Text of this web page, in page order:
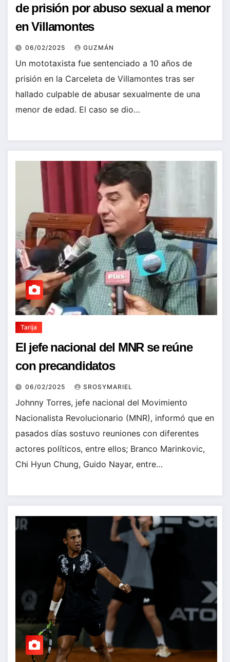
de prisión por abuso sexual a menor
en Villamontes
06/02/2025 GUZMÁN
Un mototaxista fue sentenciado a 10 años de
prisión en la Carceleta de Villamontes tras ser
hallado culpable de abusar sexualmente de una
menor de edad. El caso se dio…
Tarija
El jefe nacional del MNR se reúne
con precandidatos
06/02/2025 SROSYMARIEL
Johnny Torres, jefe nacional del Movimiento
Nacionalista Revolucionario (MNR), informó que en
pasados días sostuvo reuniones con diferentes
actores políticos, entre ellos; Branco Marinkovic,
Chi Hyun Chung, Guido Nayar, entre…